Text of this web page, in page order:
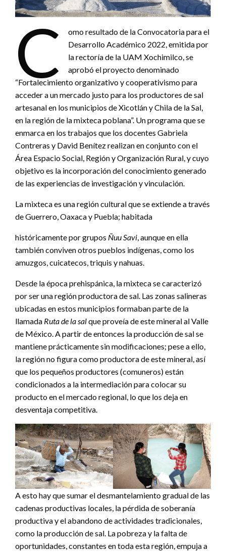
C
omo resultado de la Convocatoria para el
Desarrollo Académico 2022, emitida por
la rectoría de la UAM Xochimilco, se
aprobó el proyecto denominado
“Fortalecimiento organizativo y cooperativismo para
acceder a un mercado justo para los productores de sal
artesanal en los municipios de Xicotlán y Chila de la Sal,
en la región de la mixteca poblana”. Un programa que se
enmarca en los trabajos que los docentes Gabriela
Contreras y David Benítez realizan en conjunto con el
Área Espacio Social, Región y Organización Rural, y cuyo
objetivo es la incorporación del conocimiento generado
de las experiencias de investigación y vinculación.
La mixteca es una región cultural que se extiende a través
de Guerrero, Oaxaca y Puebla; habitada
históricamente por grupos Ñuu Savi , aunque en ella
también conviven otros pueblos indígenas, como los
amuzgos, cuicatecos, triquis y nahuas.
Desde la época prehispánica, la mixteca se caracterizó
por ser una región productora de sal. Las zonas salineras
ubicadas en estos municipios formaban parte de la
llamada Ruta de la salque proveía de este mineral al Valle
de México. A partir de entonces la producción de sal se
mantiene prácticamente sin modificaciones; pese a ello,
la región no figura como productora de este mineral, así
que los pequeños productores (comuneros) están
condicionados a la intermediación para colocar su
producto en el mercado regional, lo que los deja en
desventaja competitiva.
A esto hay que sumar el desmantelamiento gradual de las
cadenas productivas locales, la pérdida de soberanía
productiva y el abandono de actividades tradicionales,
como la producción de sal. La pobreza y la falta de
oportunidades, constantes en toda esta región, empuja a